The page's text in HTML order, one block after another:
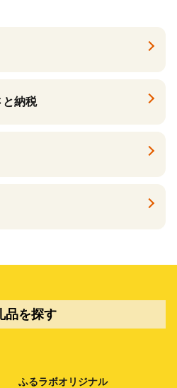
と納税
品を探す
ふるラボオリジナル